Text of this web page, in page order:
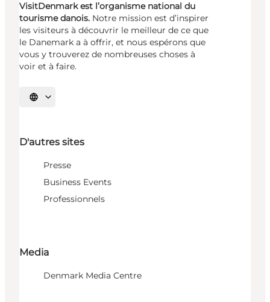
VisitDenmark est l’organisme national du
tourisme danois. Notre mission est d’inspirer
les visiteurs à découvrir le meilleur de ce que
le Danemark a à offrir, et nous espérons que
vous y trouverez de nombreuses choses à
voir et à faire.
Choisissez la langue
D'autres sites
Presse
Business Events
Professionnels
Media
Denmark Media Centre